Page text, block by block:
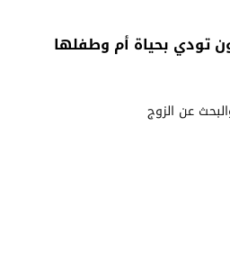
تودي بحياة أم وطفلها